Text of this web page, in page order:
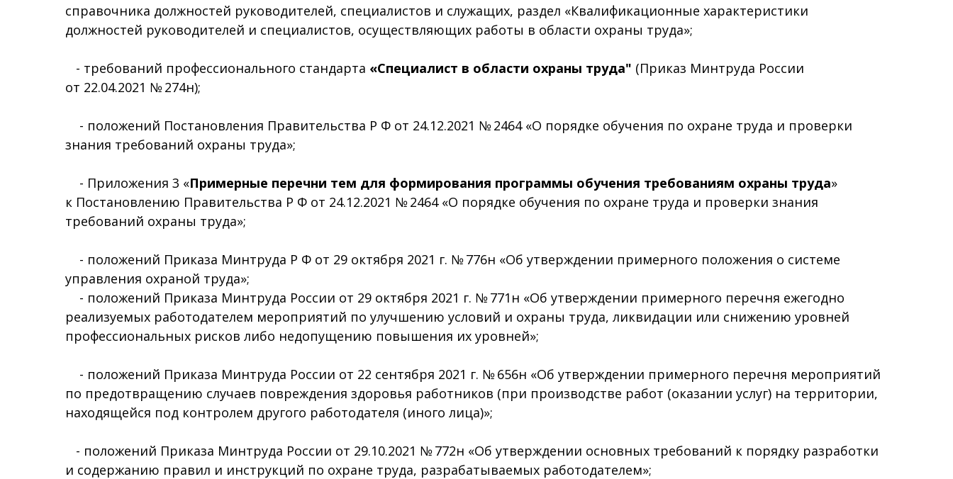
справочника должностей руководителей, специалистов и служащих, раздел «Квалификационные характеристики
должностей руководителей и специалистов, осуществляющих работы в области охраны труда»;
- требований профессионального стандарта «Специалист в области охраны труда" (Приказ Минтруда России
от 22.04.2021 № 274н);
- положений Постановления Правительства Р Ф от 24.12.2021 № 2464 «О порядке обучения по охране труда и проверки
знания требований охраны труда»;
- Приложения 3 «Примерные перечни тем для формирования программы обучения требованиям охраны труда»
к Постановлению Правительства Р Ф от 24.12.2021 № 2464 «О порядке обучения по охране труда и проверки знания
требований охраны труда»;
- положений Приказа Минтруда Р Ф от 29 октября 2021 г. № 776н «Об утверждении примерного положения о системе
управления охраной труда»;
- положений Приказа Минтруда России от 29 октября 2021 г. № 771н «Об утверждении примерного перечня ежегодно
реализуемых работодателем мероприятий по улучшению условий и охраны труда, ликвидации или снижению уровней
профессиональных рисков либо недопущению повышения их уровней»;
- положений Приказа Минтруда России от 22 сентября 2021 г. № 656н «Об утверждении примерного перечня мероприятий
по предотвращению случаев повреждения здоровья работников (при производстве работ (оказании услуг) на территории,
находящейся под контролем другого работодателя (иного лица)»;
- положений Приказа Минтруда России от 29.10.2021 № 772н «Об утверждении основных требований к порядку разработки
и содержанию правил и инструкций по охране труда, разрабатываемых работодателем»;